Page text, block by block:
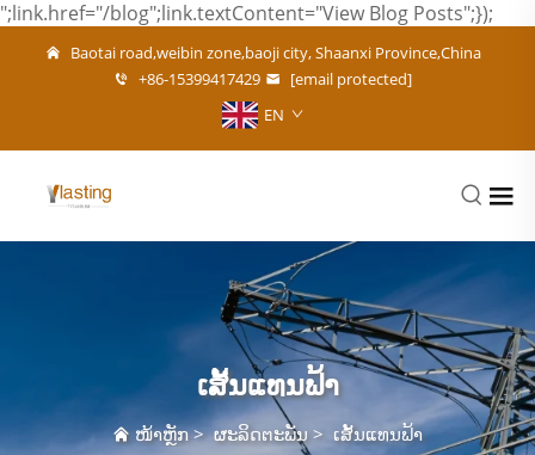
";link.href="/blog";link.textContent="View Blog Posts";});
Baotai road,weibin zone,baoji city, Shaanxi Province,China
+86-15399417429
[email protected]
EN
ເສັ້ນແທນຟ້າ
ໜ້າຫຼັກ>ຜະລິດຕະພັນ> ເສັ້ນແທນຟ້າ